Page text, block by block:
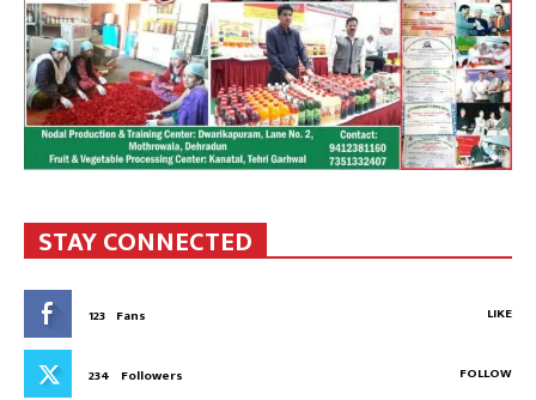
STAY CONNECTED
123 Fans LIKE
234 Followers FOLLOW